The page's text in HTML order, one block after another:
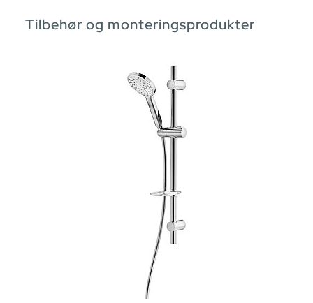
Tilbehør og monteringsprodukter